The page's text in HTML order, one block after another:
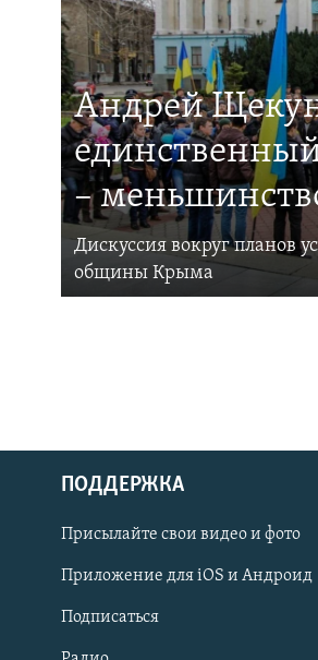
Українською
Qırımtatar
ПРИСОЕДИНЯЙТЕСЬ!
Андрей
–
Дискуссия вокруг планов
общины Крыма
ПОДДЕРЖКА
Присылайте свои видео и фото
Приложение для iOS и Андроид
Подписаться